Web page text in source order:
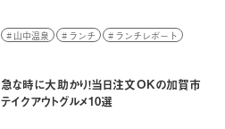
山中温泉 ランチ ランチレポート
急な時に大助かり！当日注文OKの加賀市
テイクアウトグルメ10選